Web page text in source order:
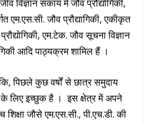
विज्ञान संकाय में जौव प्रौद्योगिकी,
एम.एस.सी. जौव प्रौद्यागिकी, एकीकृत
एम.टेक. जौव सूचना विज्ञान
आदि पाठ्यक्रम शामिल हैं ।
पिछले कुछ वर्षों से छात्र समुदाय
के लिए इच्छुक है । इस क्षेत्र में अपने
जौसे एम.एस.सी., पी.एच.डी. की